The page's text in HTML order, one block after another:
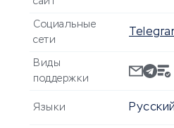
Социальные
сети
Виды
поддержки
Языки Русский